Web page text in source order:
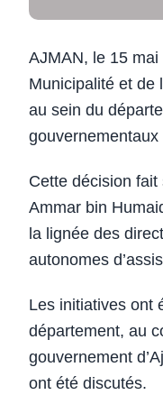
AJMAN, le 15
Municipalité et de
au sein du
gouvernementaux
Cette décision fait
Ammar bin
la lignée des
autonomes
Les initiatives ont
département, au
gouvernement
ont été discutés.